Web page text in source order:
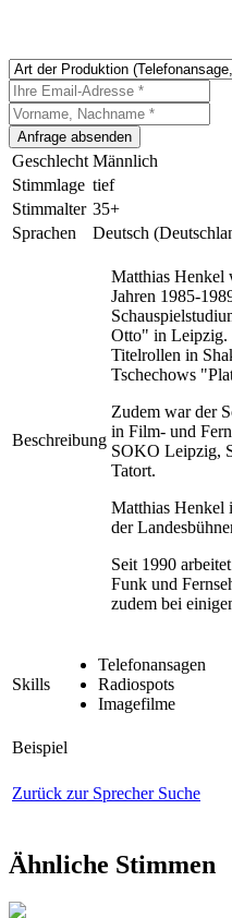
Geschlecht Männlich
Stimmlage tief
Stimmalter 35+
Sprachen
Deutsch
Beschreibung
Matthias Henkel
Jahren 1985-
Otto" in Leipzig.
Titelrollen in
Tschechows
Zudem war der
in Film- und
SOKO Leipzig,
Tatort.
Matthias Henkel
der
Seit 1990
Funk und
zudem bei
Skills
Telefonansagen
Radiospots
Imagefilme
Beispiel
Zurück zur Sprecher Suche
Ähnliche Stimmen